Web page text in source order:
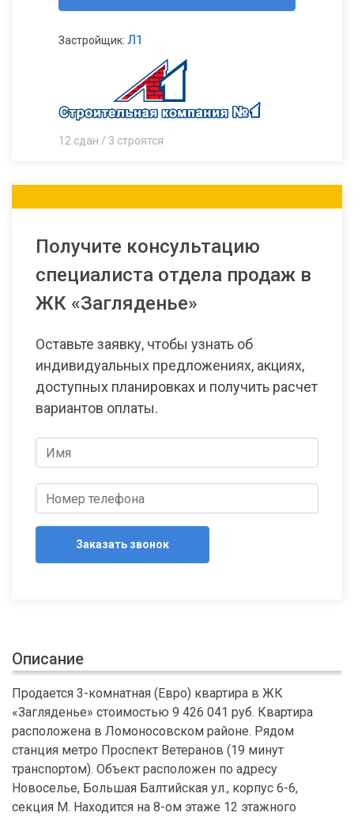
Застройщик: Л1
12 сдан / 3 строятся
Получите консультацию
специалиста отдела продаж в
ЖК «Загляденье»
Оставьте заявку, чтобы узнать об
индивидуальных предложениях, акциях,
доступных планировках и получить расчет
вариантов оплаты.
Заказать звонок
Описание
Продается 3-комнатная (Евро) квартира в ЖК
«Загляденье» стоимостью 9 426 041 руб. Квартира
расположена в Ломоносовском районе. Рядом
станция метро Проспект Ветеранов (19 минут
транспортом). Объект расположен по адресу
Новоселье, Большая Балтийская ул., корпус 6-6,
секция М. Находится на 8-ом этаже 12 этажного